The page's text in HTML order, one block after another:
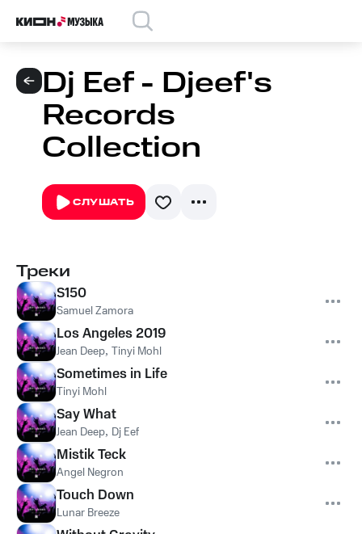
Dj Eef - Djeef's
Records
Collection
СЛУШАТЬ
Треки
S150
Samuel Zamora
Los Angeles 2019
Jean Deep, Tinyi Mohl
Sometimes in Life
Tinyi Mohl
Say What
Jean Deep, Dj Eef
Mistik Teck
Angel Negron
Touch Down
Lunar Breeze